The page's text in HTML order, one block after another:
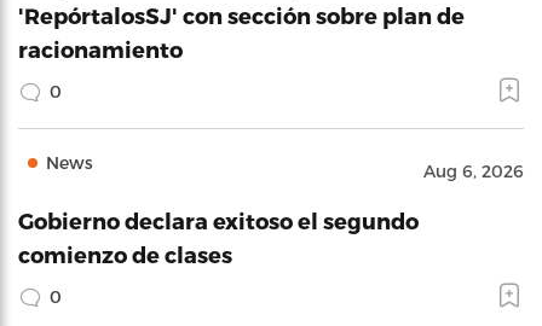
'RepórtalosSJ' con sección sobre plan de
racionamiento
0
News Aug 6, 2026
Gobierno declara exitoso el segundo
comienzo de clases
0